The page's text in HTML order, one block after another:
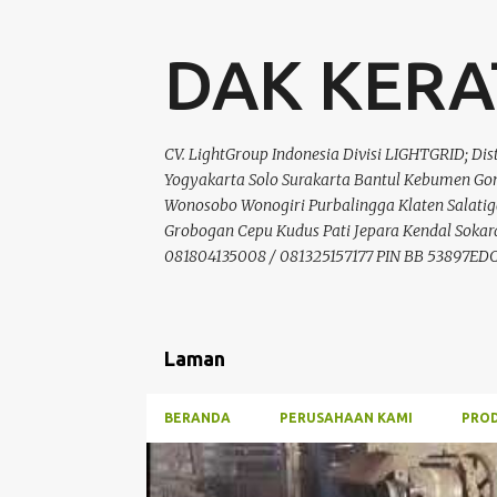
DAK
CV. LightGroup Indonesia Divisi LIGHTGRID;
Yogyakarta Solo Surakarta Bantul Kebumen
Wonosobo Wonogiri Purbalingga Klaten
Grobogan Cepu Kudus Pati Jepara Kendal
081804135008 / 081325157177 PIN BB
Laman
BERANDA PERUSAHAAN KAMI
P
BELI DAK KERATON SEMARANG HARGA DAK